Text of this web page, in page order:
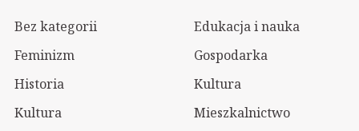
Bez kategorii
Edukacja i nauka
Feminizm
Gospodarka
Historia
Kultura
Kultura
Mieszkalnictwo